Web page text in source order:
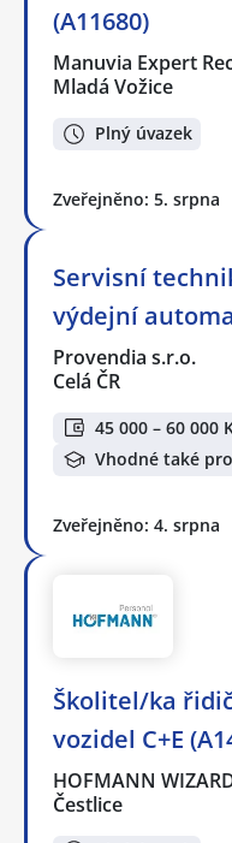
(A11680)
Manuvia Expert
Mladá Vožice
Plný úvazek
Zveřejněno: 5. srpna
Servisní
výdejní
Provendia s.r.o.
Celá ČR
45 000 – 60 000
Vhodné také
Zveřejněno: 4. srpna
Školitel/ka
vozidel C+E
HOFMANN
Čestlice